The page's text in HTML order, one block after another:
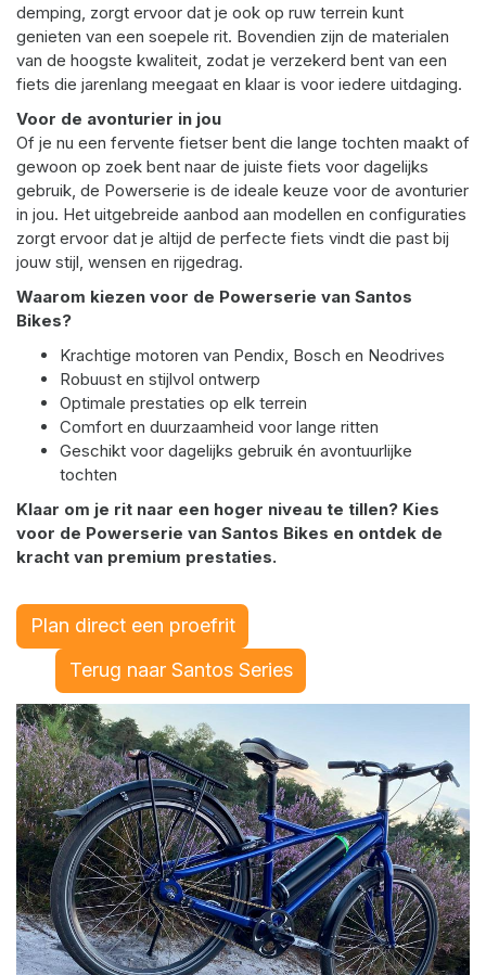
demping, zorgt ervoor dat je ook op ruw terrein kunt
genieten van een soepele rit. Bovendien zijn de materialen
van de hoogste kwaliteit, zodat je verzekerd bent van een
fiets die jarenlang meegaat en klaar is voor iedere uitdaging.
Voor de avonturier in jou
Of je nu een fervente fietser bent die lange tochten maakt of
gewoon op zoek bent naar de juiste fiets voor dagelijks
gebruik, de Powerserie is de ideale keuze voor de avonturier
in jou. Het uitgebreide aanbod aan modellen en configuraties
zorgt ervoor dat je altijd de perfecte fiets vindt die past bij
jouw stijl, wensen en rijgedrag.
Waarom kiezen voor de Powerserie van Santos
Bikes?
Krachtige motoren van Pendix, Bosch en Neodrives
Robuust en stijlvol ontwerp
Optimale prestaties op elk terrein
Comfort en duurzaamheid voor lange ritten
Geschikt voor dagelijks gebruik én avontuurlijke
tochten
Klaar om je rit naar een hoger niveau te tillen? Kies
voor de Powerserie van Santos Bikes en ontdek de
kracht van premium prestaties.
Plan direct een proefrit
Terug naar Santos Series